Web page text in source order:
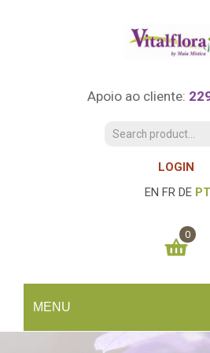
Apoio ao cliente:
LOGIN
EN FR DE PT
MENU
0
You have no items in your
SUBTOTAL: